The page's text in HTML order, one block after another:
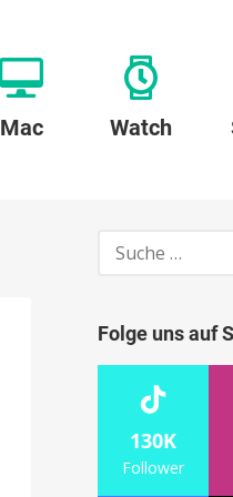
Mac Watch
Suche
Folge uns auf
130K
Follower